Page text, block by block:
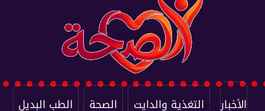
الأخبار التغذية والدايت الصحة الطب البديل